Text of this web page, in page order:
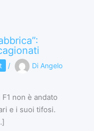
/ Di Angelo
non è andato
e i suoi tifosi.